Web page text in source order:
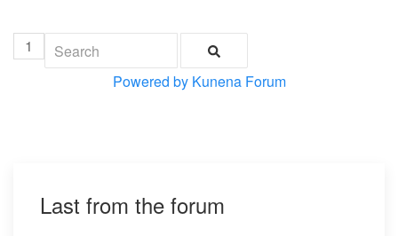
1
Powered by Kunena Forum
Last from the forum